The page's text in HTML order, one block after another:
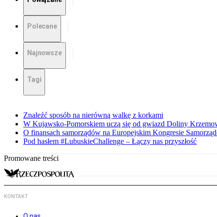
Polecane
Najnowsze
Tagi
Znaleźć sposób na nierówną walkę z korkami
W Kujawsko-Pomorskiem uczą się od gwiazd Doliny
O finansach samorządów na Europejskim Kongresie
Pod hasłem #LubuskieChallenge – Łączy nas przyszłość
Promowane treści
KONTAKT